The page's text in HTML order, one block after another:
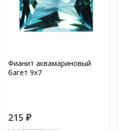
Фианит аквамариновый
багет 9х7
215 ₽